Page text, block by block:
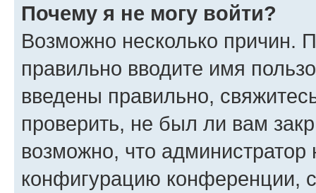
Почему я не могу войти?
Возможно несколько причин.
правильно вводите имя
введены правильно,
проверить, не был ли вам
возможно, что администратор
конфигурацию конференции,